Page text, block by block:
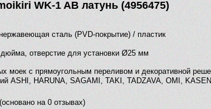
WK-1 AB латунь (4956475)
сталь (PVD-покрытие) / пластик
отверстие для установки Ø25 мм
моек с прямоугольным переливом и декоративной
ASHI, HARUNA, SAGAMI, TAKI, TADZAVA, OMI,
на 0 отзывах)